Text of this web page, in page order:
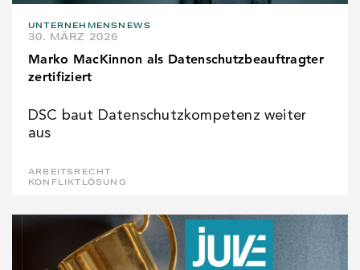
UNTERNEHMENSNEWS
30. MÄRZ 2026
Marko MacKinnon als Datenschutzbeauftragter
zertifiziert
DSC baut Datenschutzkompetenz weiter
aus
ARBEITSRECHT
KONFLIKTLÖSUNG